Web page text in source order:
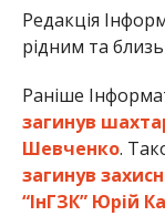
Редакція
рідним та
Раніше
загинув
Шевченко.
загинув
“ІнГЗК” Юрій